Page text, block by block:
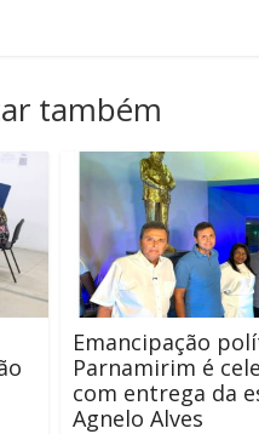
também
Emancipação
Parnamirim é
com entrega da
Agnelo Alves